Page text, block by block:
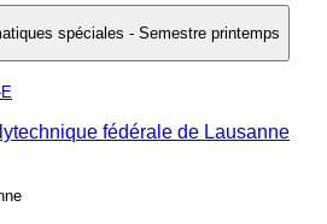
spéciales - Semestre printemps